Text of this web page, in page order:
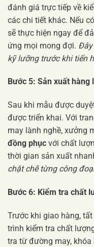
đánh giá trực tiếp về
các chi tiết khác. Nếu
sẽ thực hiện ngay để
ứng mọi mong đợi. Đây
kỹ lưỡng trước khi tiến
Bước 5: Sản xuất hàng
Sau khi mẫu được
được triển khai. Với
may lành nghề, xưởng
đồng phục với chất
thời gian sản xuất
chặt chẽ từng công
Bước 6: Kiểm tra chất
Trước khi giao hàng, tất
trình kiểm tra chất
tra từ đường may, khóa